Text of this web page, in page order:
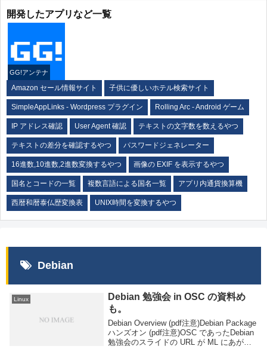
開発したアプリなど一覧
GG!アンテナ
Amazon セール情報サイト 子供に優しいホテル検索サイト
SimpleAppLinks - Wordpress プラグイン Rolling Arc - Android ゲーム
IP アドレス確認 User Agent 確認 テキストの文字数を数えるやつ
テキストの差分を確認するやつ パスワードジェネレーター
16進数,10進数,2進数変換するやつ 画像の EXIF を表示するやつ
国名とコードの一覧 複数言語による国名一覧 アプリ内通貨換算機
西暦和暦泰仏歴変換表 UNIX時間を変換するやつ
Debian
Linux
Debian 勉強会 in OSC の資料め
も。
Debian Overview (pdf注意)Debian Package
ハンズオン (pdf注意)OSC であったDebian
勉強会のスライドの URL が ML にあがっ